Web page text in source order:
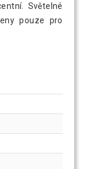
Světelné
pouze pro